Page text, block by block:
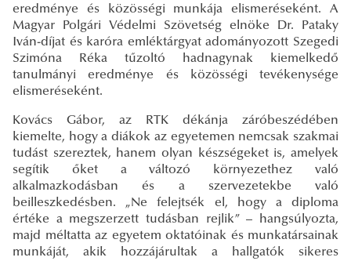
eredménye és közösségi munkája elismeréseként. A
Magyar Polgári Védelmi Szövetség elnöke Dr. Pataky
Iván-díjat és karóra emléktárgyat adományozott Szegedi
Szimóna Réka tűzoltó hadnagynak kiemelkedő
tanulmányi eredménye és közösségi tevékenysége
elismeréseként.
Kovács Gábor, az RTK dékánja záróbeszédében
kiemelte, hogy a diákok az egyetemen nemcsak szakmai
tudást szereztek, hanem olyan készségeket is, amelyek
segítik őket a változó környezethez való
alkalmazkodásban és a szervezetekbe való
beilleszkedésben. „Ne felejtsék el, hogy a diploma
értéke a megszerzett tudásban rejlik” – hangsúlyozta,
majd méltatta az egyetem oktatóinak és munkatársainak
munkáját, akik hozzájárultak a hallgatók sikeres